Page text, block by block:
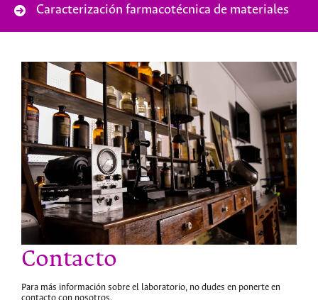
Caracterización farmacotécnica de materiales
Contacto
Para más información sobre el laboratorio, no dudes en ponerte en